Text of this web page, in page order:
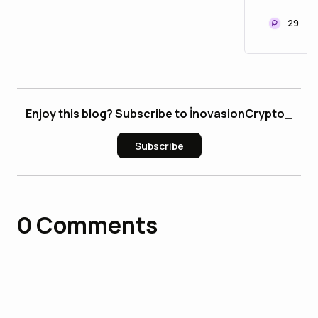
29
Enjoy this blog? Subscribe to İnovasionCrypto_
Subscribe
0 Comments